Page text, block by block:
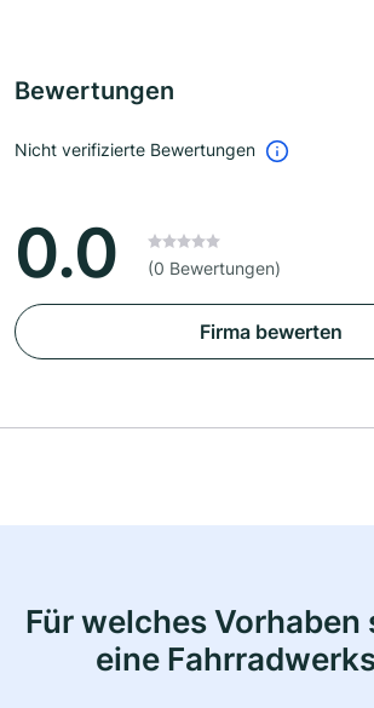
Bewertungen
Nicht verifizierte Bewertungen
0.0 (0 Bewertungen)
Firma bewerten
Für welches Vorhaben
eine